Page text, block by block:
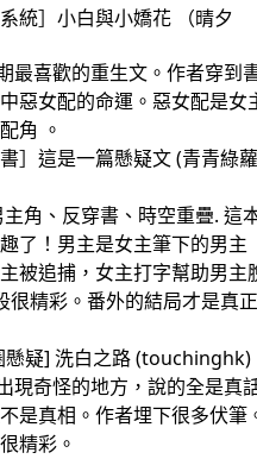
系統］小白與小嬌花 （晴夕
最喜歡的重生文。作者穿到
惡女配的命運。惡女配是女
角 。
書］這是一篇懸疑文 (青青綠蘿
角、反穿書、時空重疊. 這
了！男主是女主筆下的男主
被追捕，女主打字幫助男主
很精彩。番外的結局才是真
懸疑] 洗白之路 (touchinghk)
現奇怪的地方，說的全是真
是真相。作者埋下很多伏筆
精彩。